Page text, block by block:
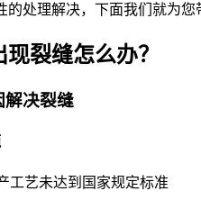
的处理解决，下面我们就为您
裂缝怎么办？
解决裂缝
工艺未达到国家规定标准